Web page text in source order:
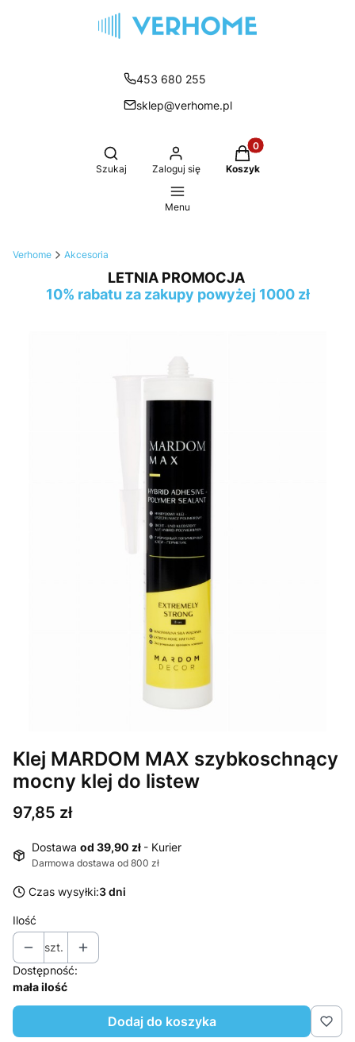
453 680 255
sklep@verhome.pl
Otwórz wyszukiwarkę
Szukaj Zaloguj się
Produkty w
Koszyk
Menu
Verhome Akcesoria
LETNIA PROMOCJA
10% rabatu za zakupy powyżej 1000 zł
Klej MARDOM MAX szybkoschnący
mocny klej do listew
Cena
97,85 zł
Dostawa od 39,90 zł - Kurier
Darmowa dostawa od 800 zł
Czas wysyłki:3 dni
Ilość
szt.
Dostępność:
mała ilość
Dodaj do koszyka